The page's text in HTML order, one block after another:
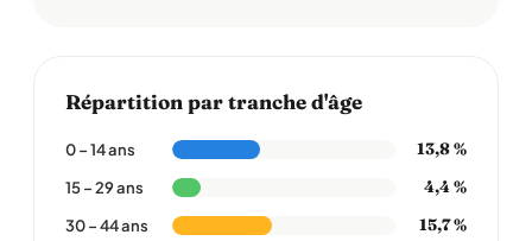
Répartition par tranche d'âge
0 – 14 ans 13,8 %
15 – 29 ans 4,4 %
30 – 44 ans 15,7 %